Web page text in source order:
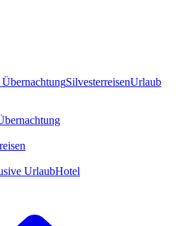
SilvesterreisenUrlaub
UrlaubHotel